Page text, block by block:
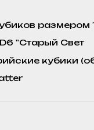
размером
"Старый Свет
кубики